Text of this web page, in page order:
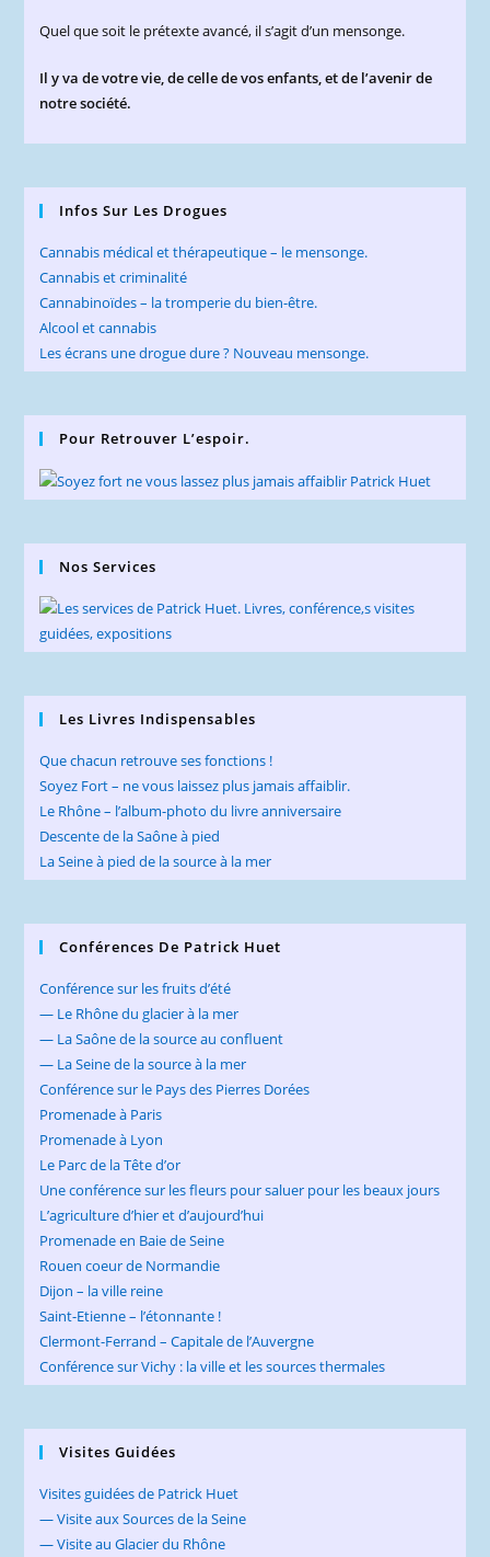
Quel que soit le prétexte avancé, il s’agit d’un mensonge.
Il y va de votre vie, de celle de vos enfants, et de l’avenir de
notre société.
Infos Sur Les Drogues
Cannabis médical et thérapeutique – le mensonge.
Cannabis et criminalité
Cannabinoïdes – la tromperie du bien-être.
Alcool et cannabis
Les écrans une drogue dure ? Nouveau mensonge.
Pour Retrouver L’espoir.
Nos Services
Les Livres Indispensables
Que chacun retrouve ses fonctions !
Soyez Fort – ne vous laissez plus jamais affaiblir.
Le Rhône – l’album-photo du livre anniversaire
Descente de la Saône à pied
La Seine à pied de la source à la mer
Conférences De Patrick Huet
Conférence sur les fruits d’été
— Le Rhône du glacier à la mer
— La Saône de la source au confluent
— La Seine de la source à la mer
Conférence sur le Pays des Pierres Dorées
Promenade à Paris
Promenade à Lyon
Le Parc de la Tête d’or
Une conférence sur les fleurs pour saluer pour les beaux jours
L’agriculture d’hier et d’aujourd’hui
Promenade en Baie de Seine
Rouen coeur de Normandie
Dijon – la ville reine
Saint-Etienne – l’étonnante !
Clermont-Ferrand – Capitale de l’Auvergne
Conférence sur Vichy : la ville et les sources thermales
Visites Guidées
Visites guidées de Patrick Huet
— Visite aux Sources de la Seine
— Visite au Glacier du Rhône